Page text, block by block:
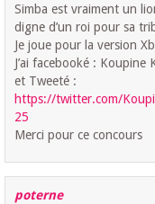
Simba est vraiment un
digne d’un roi pour sa
Je joue pour la version
J’ai facebooké : Koupine
et Tweeté :
https://twitter.com/
25
Merci pour ce concours
poterne